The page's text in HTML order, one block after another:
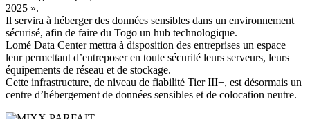
2025 ».
Il servira à héberger des données sensibles dans un environnement
sécurisé, afin de faire du Togo un hub technologique.
Lomé Data Center mettra à disposition des entreprises un espace
leur permettant d’entreposer en toute sécurité leurs serveurs, leurs
équipements de réseau et de stockage.
Cette infrastructure, de niveau de fiabilité Tier III+, est désormais un
centre d’hébergement de données sensibles et de colocation neutre.